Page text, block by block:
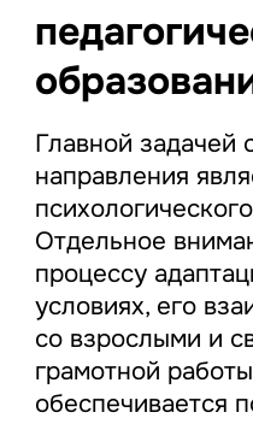
Главной задачей
направления
Отдельное
процессу
условиях, его
со взрослыми и
грамотной
обеспечивается